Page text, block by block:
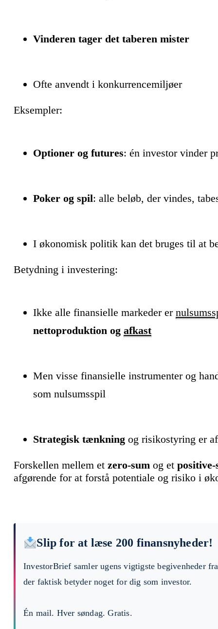
Vinderen tager det taberen mister
Ofte anvendt i konkurrencemiljøer
Eksempler:
Optioner og futures: én investor vinder
Poker og spil: alle beløb, der vindes,
I økonomisk politik kan det bruges til at
Betydning i investering:
Ikke alle finansielle markeder er
nettoproduktion og afkast
Men visse finansielle instrumenter og
som nulsumsspil
Strategisk tænkning og risikostyring er
Forskellen mellem et zero-sum og et positive-
afgørende for at forstå potentiale og risiko i
Slip for at læse 200 finansnyheder!
InvestorBrief samler ugens vigtigste begivenheder
der faktisk betyder noget for dig som investor.
Én mail. Hver søndag. Gratis.